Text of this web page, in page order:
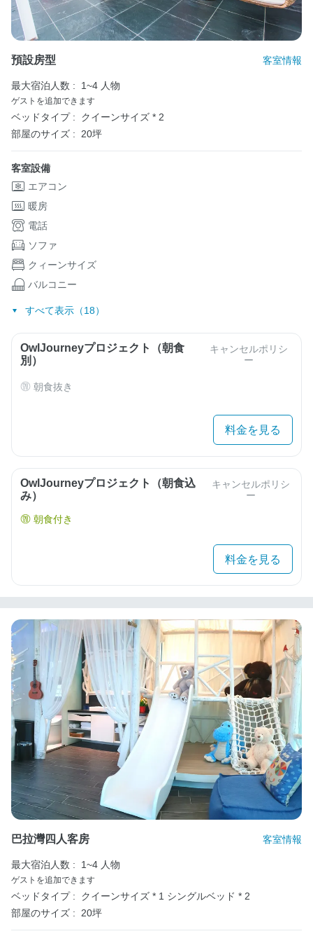
預設房型 客室情報
最大宿泊人数 : 1~4 人物
ゲストを追加できます
ベッドタイプ :
クイーンサイズ * 2
部屋のサイズ :
20坪
客室設備
エアコン
暖房
電話
ソファ
クィーンサイズ
バルコニー
すべて表示（18）
OwlJourneyプロジェクト（朝食
別）
キャンセルポリシ
ー
朝食抜き
料金を見る
OwlJourneyプロジェクト（朝食込
み）
キャンセルポリシ
ー
朝食付き
料金を見る
巴拉灣四人客房 客室情報
最大宿泊人数 : 1~4 人物
ゲストを追加できます
ベッドタイプ : クイーンサイズ * 1 シングルベッド * 2
部屋のサイズ :
20坪